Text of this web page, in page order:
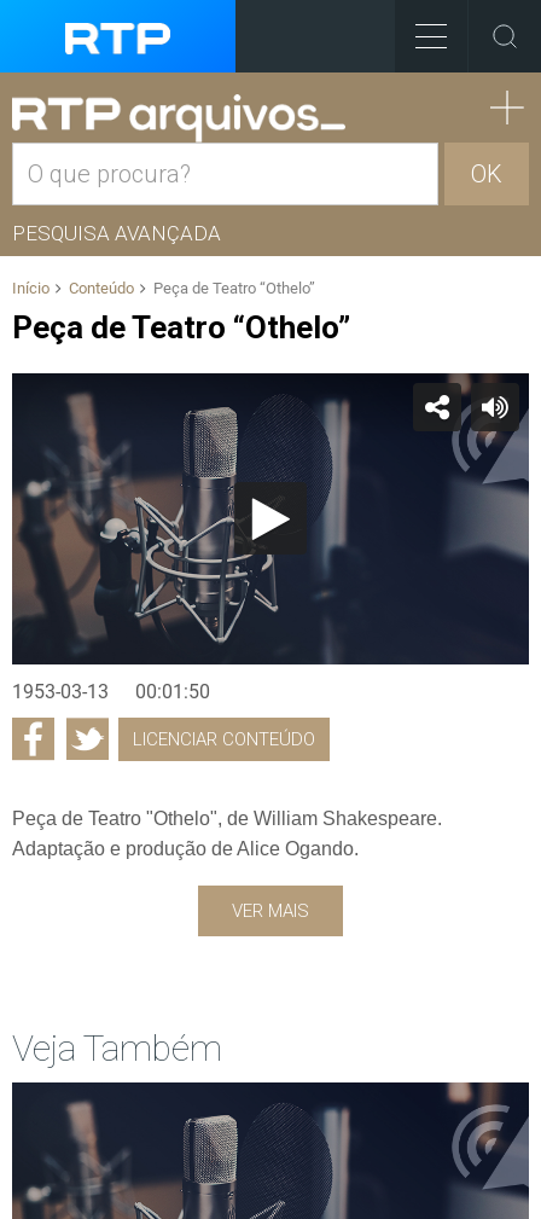
OK
PESQUISA AVANÇADA
Início Conteúdo Peça de Teatro “Othelo”
Peça de Teatro “Othelo”
1953-03-13 00:01:50
LICENCIAR CONTEÚDO
Peça de Teatro "Othelo", de William Shakespeare.
Adaptação e produção de Alice Ogando.
VER MAIS
Veja Também